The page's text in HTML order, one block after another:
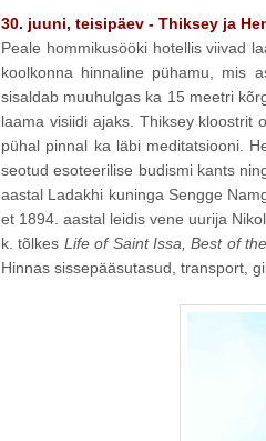
30. juuni, teisipäev - Thiksey ja
Peale hommikusööki hotellis viivad
koolkonna hinnaline pühamu, mis
sisaldab muuhulgas ka 15 meetri
laama visiidi ajaks. Thiksey kloostrit
pühal pinnal ka läbi meditatsiooni.
seotud esoteerilise budismi kants
aastal Ladakhi kuninga Sengge
et 1894. aastal leidis vene uurija
k. tõlkes Life of Saint Issa, Best of
Hinnas sissepääsutasud, transport,